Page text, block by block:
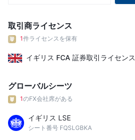
5
6
7
9
取引商ライセンス
1件ライセンスを保有
イギリス FCA 証券取引ライセンス
グローバルシーツ
1のFX会社席がある
イギリス LSE
シート番号 FQSLGBKA